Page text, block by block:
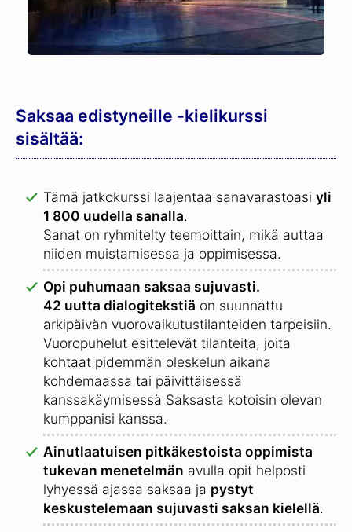
Saksaa edistyneille -kielikurssi
sisältää:
Tämä jatkokurssi laajentaa sanavarastoasi yli
1 800 uudella sanalla.
Sanat on ryhmitelty teemoittain, mikä auttaa
niiden muistamisessa ja oppimisessa.
Opi puhumaan saksaa sujuvasti.
42 uutta dialogitekstiä on suunnattu
arkipäivän vuorovaikutustilanteiden tarpeisiin.
Vuoropuhelut esittelevät tilanteita, joita
kohtaat pidemmän oleskelun aikana
kohdemaassa tai päivittäisessä
kanssakäymisessä Saksasta kotoisin olevan
kumppanisi kanssa.
Ainutlaatuisen pitkäkestoista oppimista
tukevan menetelmän avulla opit helposti
lyhyessä ajassa saksaa ja pystyt
keskustelemaan sujuvasti saksan kielellä.